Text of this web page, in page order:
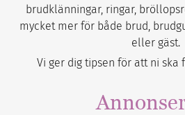
brudklänningar, ringar,
mycket mer för både brud,
eller gäst.
Vi ger dig tipsen för att ni